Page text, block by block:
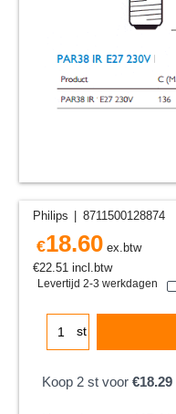
Philips 8711500128874
€18.60 ex.btw
€22.51 incl.btw
Levertijd 2-3 werkdagen
st
Koop 2 st voor €18.29